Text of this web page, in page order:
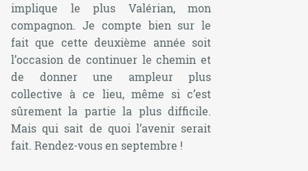
implique le plus Valérian, mon
compagnon. Je compte bien sur le
fait que cette deuxième année soit
l’occasion de continuer le chemin et
de donner une ampleur plus
collective à ce lieu, même si c’est
sûrement la partie la plus difficile.
Mais qui sait de quoi l’avenir serait
fait. Rendez-vous en septembre !